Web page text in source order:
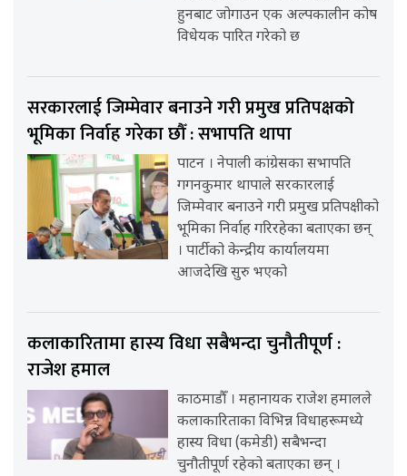
हुनबाट जोगाउन एक अल्पकालीन कोष
विधेयक पारित गरेको छ
सरकारलाई जिम्मेवार बनाउने गरी प्रमुख प्रतिपक्षको
भूमिका निर्वाह गरेका छौँ : सभापति थापा
पाटन । नेपाली कांग्रेसका सभापति
गगनकुमार थापाले सरकारलाई
जिम्मेवार बनाउने गरी प्रमुख प्रतिपक्षीको
भूमिका निर्वाह गरिरहेका बताएका छन्
। पार्टीको केन्द्रीय कार्यालयमा
आजदेखि सुरु भएको
कलाकारितामा हास्य विधा सबैभन्दा चुनौतीपूर्ण :
राजेश हमाल
काठमाडौँ । महानायक राजेश हमालले
कलाकारिताका विभिन्न विधाहरूमध्ये
हास्य विधा (कमेडी) सबैभन्दा
चुनौतीपूर्ण रहेको बताएका छन् ।